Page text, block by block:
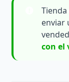
enviar
con el